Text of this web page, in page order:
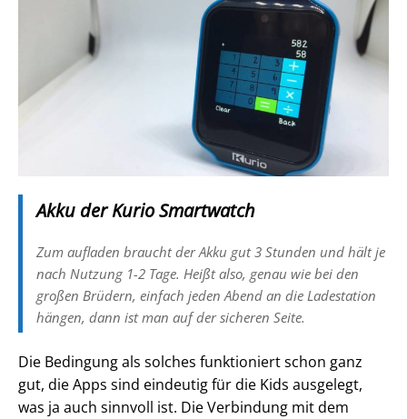
Akku der Kurio Smartwatch
Zum aufladen braucht der Akku gut 3 Stunden und hält je
nach Nutzung 1-2 Tage. Heißt also, genau wie bei den
großen Brüdern, einfach jeden Abend an die Ladestation
hängen, dann ist man auf der sicheren Seite.
Die Bedingung als solches funktioniert schon ganz
gut, die Apps sind eindeutig für die Kids ausgelegt,
was ja auch sinnvoll ist. Die Verbindung mit dem